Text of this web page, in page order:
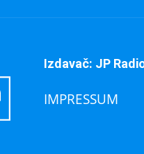
Izdavač: JP
IMPRESSUM